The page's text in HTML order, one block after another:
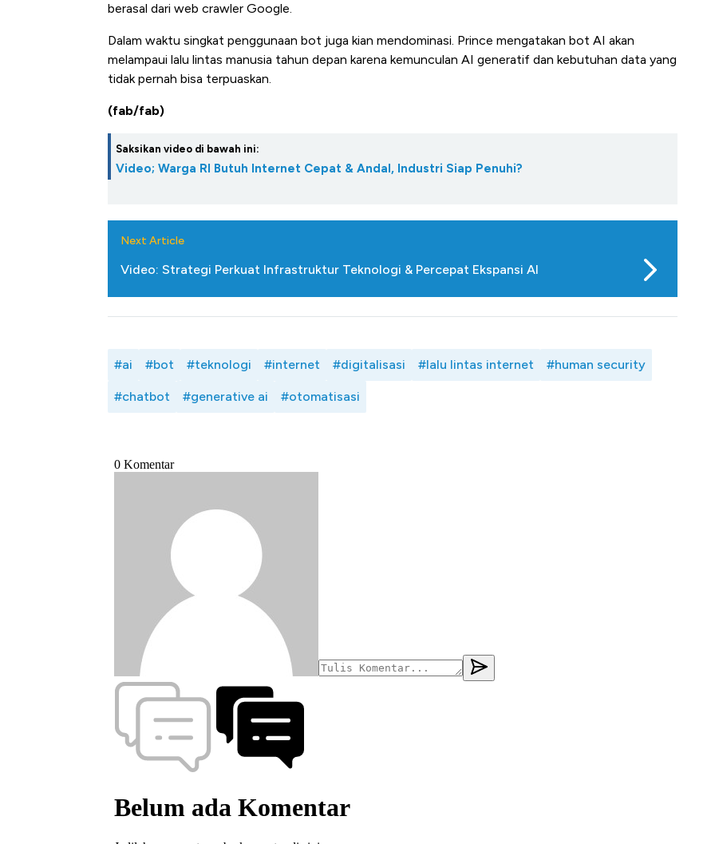
berasal dari web crawler Google.
Dalam waktu singkat penggunaan bot juga kian mendominasi. Prince mengatakan bot AI akan
melampaui lalu lintas manusia tahun depan karena kemunculan AI generatif dan kebutuhan data yang
tidak pernah bisa terpuaskan.
(fab/fab)
Saksikan video di bawah ini:
Video; Warga RI Butuh Internet Cepat & Andal, Industri Siap Penuhi?
Next Article
Video: Strategi Perkuat Infrastruktur Teknologi & Percepat Ekspansi AI
#ai #bot #teknologi #internet #digitalisasi #lalu lintas internet #human security
#chatbot #generative ai #otomatisasi